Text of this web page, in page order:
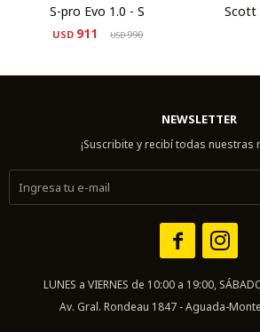
S-pro Evo 1.0 - S
USD 911 USD990
Scott
NEWSLETTER
¡Suscribite y recibí todas nuestras
 
LUNES a VIERNES de 10:00 a 19:00,
Av. Gral. Rondeau 1847 - Aguada-